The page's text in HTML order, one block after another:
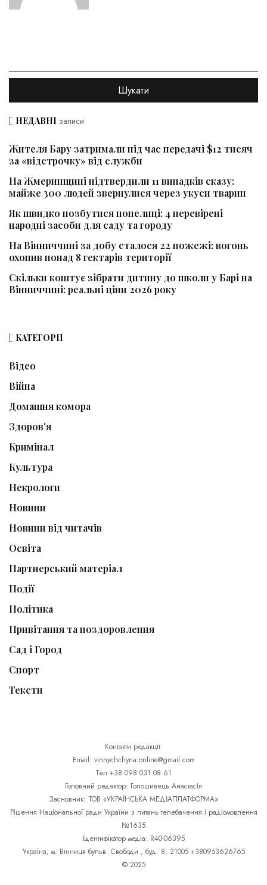
НЕДАВНІ записи
Жителя Бару затримали під час передачі $12 тисяч
за «відстрочку» від служби
На Жмеринщині підтвердили 11 випадків сказу:
майже 300 людей звернулися через укуси тварин
Як швидко позбутися попелиці: 4 перевірені
народні засоби для саду та городу
На Вінниччині за добу сталося 22 пожежі: вогонь
охопив понад 8 гектарів території
Скільки коштує зібрати дитину до школи у Барі на
Вінниччині: реальні ціни 2026 року
КАТЕГОРІЇ
Відео
Війна
Домашня комора
Здоров'я
Кримінал
Культура
Некрологи
Новини
Новини від читачів
Освіта
Партнерський матеріал
Події
Політика
Привітання та поздоровлення
Сад і Город
Спорт
Тексти
Контакти редакції:
Email: vinnychchyna.online@gmail.com
Тел:+38 098 031 08 61
Головний редактор: Голошивець Анастасія
Засновник: ТОВ «УКРАЇНСЬКА МЕДІАПЛАТФОРМА»
Рішення Національної ради України з питань телебачення і радіомовлення
№1635
Ідентифікатор медіа: R40-06395
Україна, м. Вінниця бульв. Свободи , буд. 8, 21005 +380953626765
© 2025